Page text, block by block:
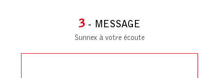
3 - MESSAGE
Sunnex à votre écoute